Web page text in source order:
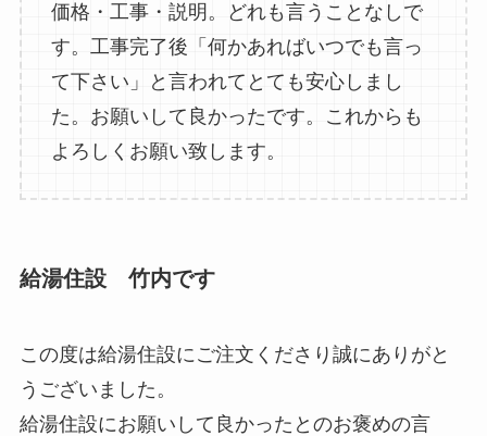
価格・工事・説明。どれも言うことなしで
す。工事完了後「何かあればいつでも言っ
て下さい」と言われてとても安心しまし
た。お願いして良かったです。これからも
よろしくお願い致します。
給湯住設 竹内です
この度は給湯住設にご注文くださり誠にありがと
うございました。
給湯住設にお願いして良かったとのお褒めの言